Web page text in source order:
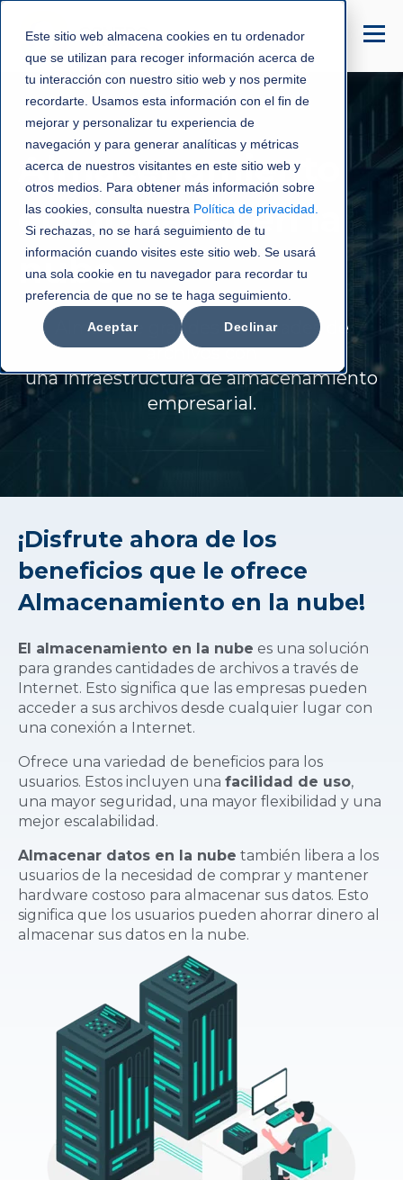
Este sitio web almacena cookies en tu ordenador
que se utilizan para recoger información acerca de
tu interacción con nuestro sitio web y nos permite
recordarte. Usamos esta información con el fin de
mejorar y personalizar tu experiencia de
navegación y para generar analíticas y métricas
acerca de nuestros visitantes en este sitio web y
otros medios. Para obtener más información sobre
las cookies, consulta nuestra Política de privacidad
Si rechazas, no se hará seguimiento de tu
información cuando visites este sitio web. Se usará
una sola cookie en tu navegador para recordar tu
preferencia de que no se te haga seguimiento.
Aceptar Declinar
Almacenamiento
empresarial en la
nube
Almacene grandes cantidades de
archivos con
una infraestructura de almacenamiento
empresarial.
¡Disfrute ahora de los
beneficios que le ofrece
Almacenamiento en la nube!
El almacenamiento en la nube es una solución
para grandes cantidades de archivos a través de
Internet. Esto significa que las empresas pueden
acceder a sus archivos desde cualquier lugar con
una conexión a Internet.
Ofrece una variedad de beneficios para los
usuarios. Estos incluyen una facilidad de uso,
una mayor seguridad, una mayor flexibilidad y una
mejor escalabilidad.
Almacenar datos en la nube también libera a los
usuarios de la necesidad de comprar y mantener
hardware costoso para almacenar sus datos. Esto
significa que los usuarios pueden ahorrar dinero al
almacenar sus datos en la nube.